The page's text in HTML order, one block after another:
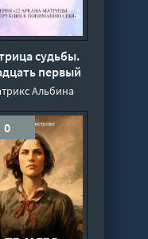
судьбы.
первый
- Альбина
Альбина
0